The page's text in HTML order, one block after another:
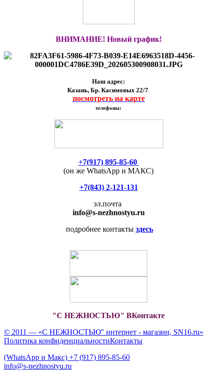
ВНИМАНИЕ! Новый график!
Наш адрес:
Казань, Бр. Касимовых 22/7
посмотреть на карте
телефоны:
+7(917) 895-85-60
(он же WhatsApp и МАКС)
+7(843) 2-121-131
эл.почта
info@s-nezhnostyu.ru
подробнее контакты здесь
"С НЕЖНОСТЬЮ" ВКонтакте
© 2011 — «С НЕЖНОСТЬЮ" интернет - магазин, SN16.ru»
Политика конфиденциальностиКонтакты
(WhatsApp и Макс) +7 (917) 895-85-60
info@s-nezhnostyu.ru